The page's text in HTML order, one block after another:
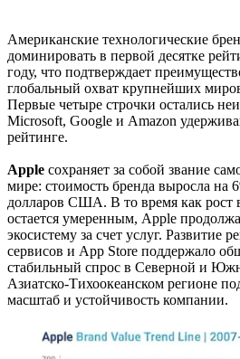
Американские технологические
доминировать в первой десятке
году, что подтверждает
глобальный охват крупнейших
Первые четыре строчки остались
Microsoft, Google и Amazon
рейтинге.
Apple сохраняет за собой звание
мире: стоимость бренда выросла на
долларов США. В то время как рост
остается умеренным, Apple
экосистему за счет услуг. Развитие
сервисов и App Store поддержало
стабильный спрос в Северной и
Азиатско-Тихоокеанском регионе
масштаб и устойчивость компании.